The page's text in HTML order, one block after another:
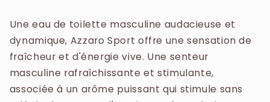
sauge sclarée et la chaleur suave du bois de
santal et de la fève tonka au cœur d'un flacon
au design moderne et épuré.
- LINALOOL - COUMARIN - ALPHA-ISOMETHYL
IONONE - GERANIOL - CITRAL - CI 60730 / EXT.
VIOLET 2 - CI 42090 / BLUE 1 (F.I.L.
N286622/1).
Une eau de toilette masculine audacieuse et
dynamique, Azzaro Sport offre une sensation de
fraîcheur et d'énergie vive. Une senteur
masculine rafraîchissante et stimulante,
associée à un arôme puissant qui stimule sans